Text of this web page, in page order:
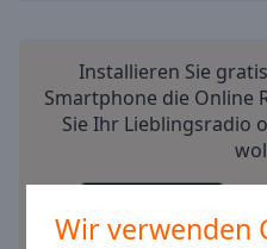
Wir verwenden
window.
Text
Installieren Sie gratis
Smartphone die Online
Sie Ihr Lieblingsradio